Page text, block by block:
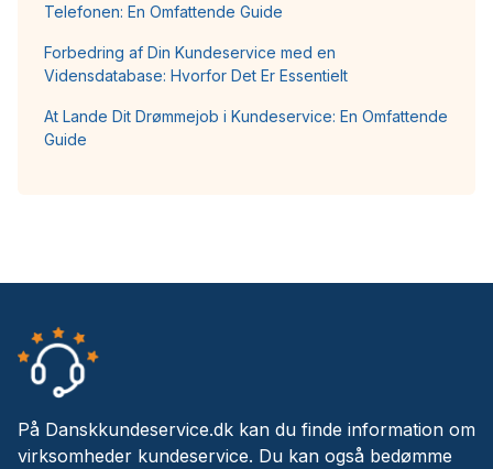
Telefonen: En Omfattende Guide
Forbedring af Din Kundeservice med en
Vidensdatabase: Hvorfor Det Er Essentielt
At Lande Dit Drømmejob i Kundeservice: En Omfattende
Guide
På Danskkundeservice.dk kan du finde information om
virksomheder kundeservice. Du kan også bedømme